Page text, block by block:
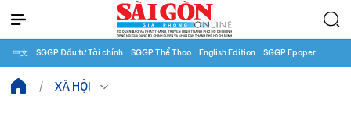
中文 SGGP Đầu tư Tài chính SGGP Thể Thao English Edition SGGP Epaper
XÃ HỘI